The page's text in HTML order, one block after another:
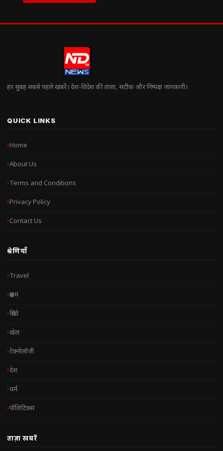
हर सुबह सबसे पहले खबरें। देश-विदेश की ताज़ा, सटीक और निष्पक्ष जानकारी।
QUICK LINKS
Home
About Us
Terms and Conditions
Privacy Policy
Contact Us
श्रेणियाँ
Travel
क्राइम
क्रिप्टो
खेल
टेक्नोलॉजी
देश
धर्म
पॉलिटिक्स
ताज़ा खबरें